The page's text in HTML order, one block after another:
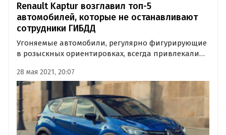
Renault Kaptur возглавил топ-5
автомобилей, которые не останавливают
сотрудники ГИБДД
Угоняемые автомобили, регулярно фигурирующие
в розыскных ориентировках, всегда привлекали
назвал ТОП-5 машин, которые, наоборот,
«сливаются» с потоком и не пользуются спросом
ни у угонщиков, ни у…
28 мая 2021, 20:07